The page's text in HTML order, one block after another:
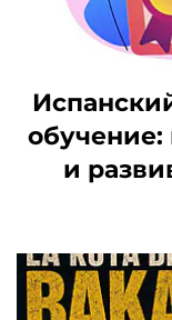
обучение:
и